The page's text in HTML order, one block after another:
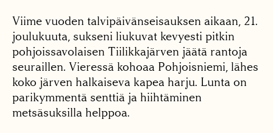
Viime vuoden talvipäivänseisauksen aikaan, 21.
joulukuuta, sukseni liukuvat kevyesti pitkin
pohjoissavolaisen Tiilikkajärven jäätä rantoja
seuraillen. Vieressä kohoaa Pohjoisniemi, lähes
koko järven halkaiseva kapea harju. Lunta on
parikymmentä senttiä ja hiihtäminen
metsäsuksilla helppoa.